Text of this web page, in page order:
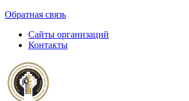
Обратная связь
Сайты организаций
Контакты